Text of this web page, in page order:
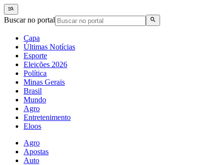
Buscar no portal
Capa
Últimas Notícias
Esporte
Eleições 2026
Política
Minas Gerais
Brasil
Mundo
Agro
Entretenimento
Eloos
Agro
Apostas
Auto